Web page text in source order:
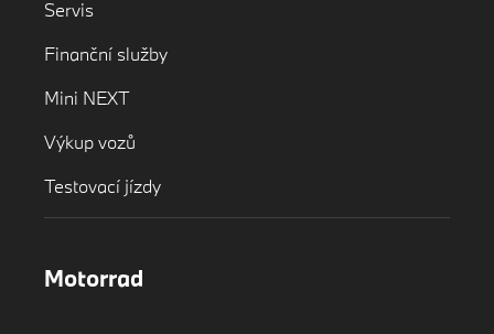
Servis
Finanční služby
Mini NEXT
Výkup vozů
Testovací jízdy
Motorrad